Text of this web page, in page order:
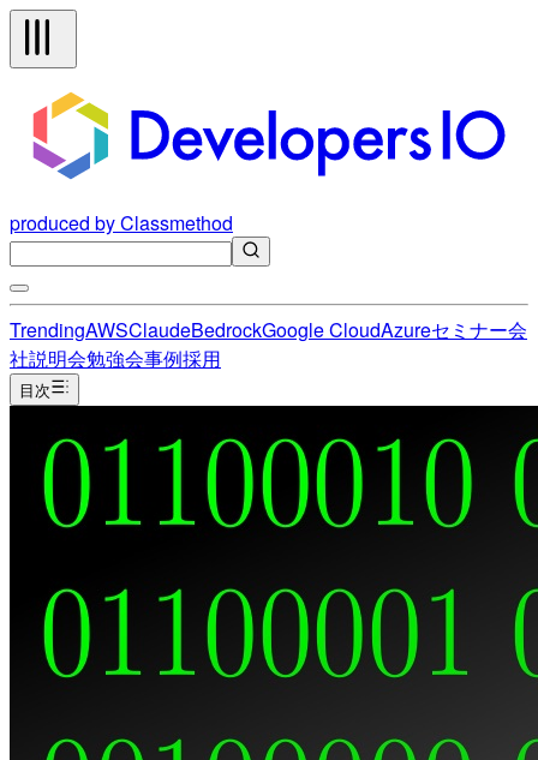
produced by Classmethod
TrendingAWSClaudeBedrockGoogle CloudAzureセミナー会
社説明会勉強会事例採用
目次